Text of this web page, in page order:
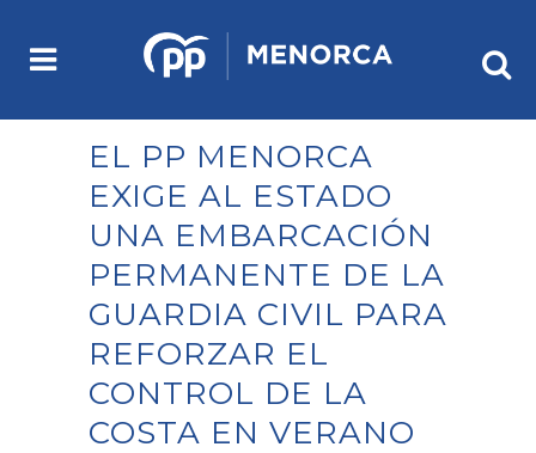
EL PP MENORCA
EXIGE AL ESTADO
UNA EMBARCACIÓN
PERMANENTE DE LA
GUARDIA CIVIL PARA
REFORZAR EL
CONTROL DE LA
COSTA EN VERANO